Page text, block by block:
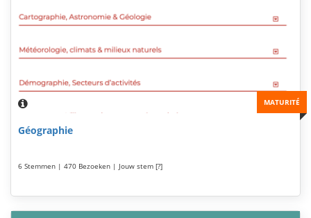
MATURITÉ
Géographie
6 Stemmen | 470 Bezoeken | Jouw stem [?]